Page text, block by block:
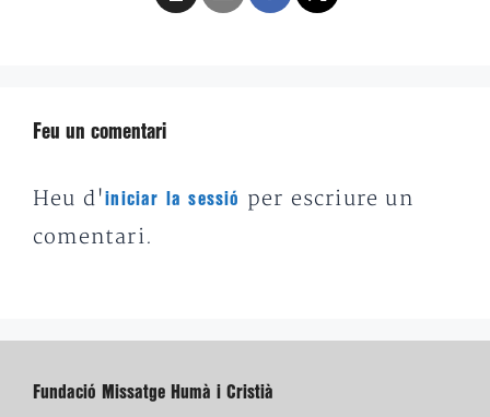
Feu un comentari
Heu d'iniciar la sessió
per escriure un
comentari.
Fundació Missatge Humà i Cristià